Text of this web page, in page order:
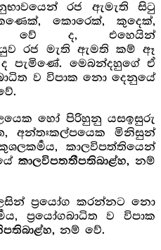
රජ ඇමැති සිටු
කොරෙක්, කුදෙක්,
වේ ද, එහෙයින්
යුව රජ මැති ඇමති කම් ඈ
මෙබන්දහුගේ ඒ
ව විපාක නො දෙනුයේ
හෝ පිරිහුනු යසඉසුරු
අන්තඃකල්පයෙක මිනිසුන්
කාලවිපත්තියෙන්
කාලවිපතතීපතිබාළ්හ, නම්
ප්‍රයෝග කරන්නට නො
ප්‍රයෝගබාධිත ව විපාක
නම් වේ.